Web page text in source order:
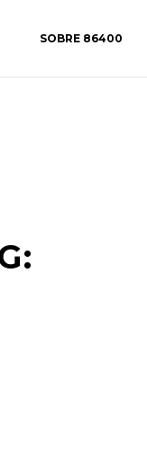
SOBRE 86400